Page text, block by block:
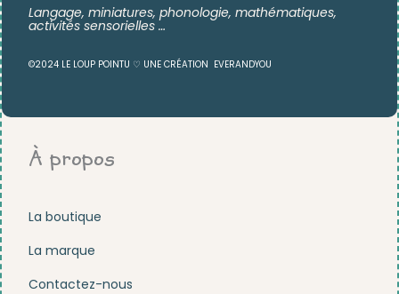
Langage, miniatures, phonologie, mathématiques,
activités sensorielles …
©2024 LE LOUP POINTU ♡ UNE CRÉATION EVERANDYOU
À propos
La boutique
La marque
Contactez-nous